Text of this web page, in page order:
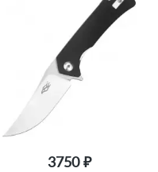
3750 ₽